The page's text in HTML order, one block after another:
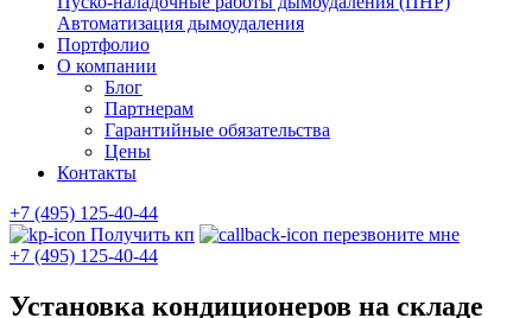
Автоматизация дымоудаления
Портфолио
О компании
Блог
Партнерам
Гарантийные обязательства
Цены
Контакты
+7 (495) 125-40-44
Получить кп
перезвоните мне
+7 (495) 125-40-44
Установка кондиционеров на складе